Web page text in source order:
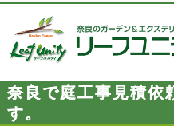
奈良で庭工事見積依
す。